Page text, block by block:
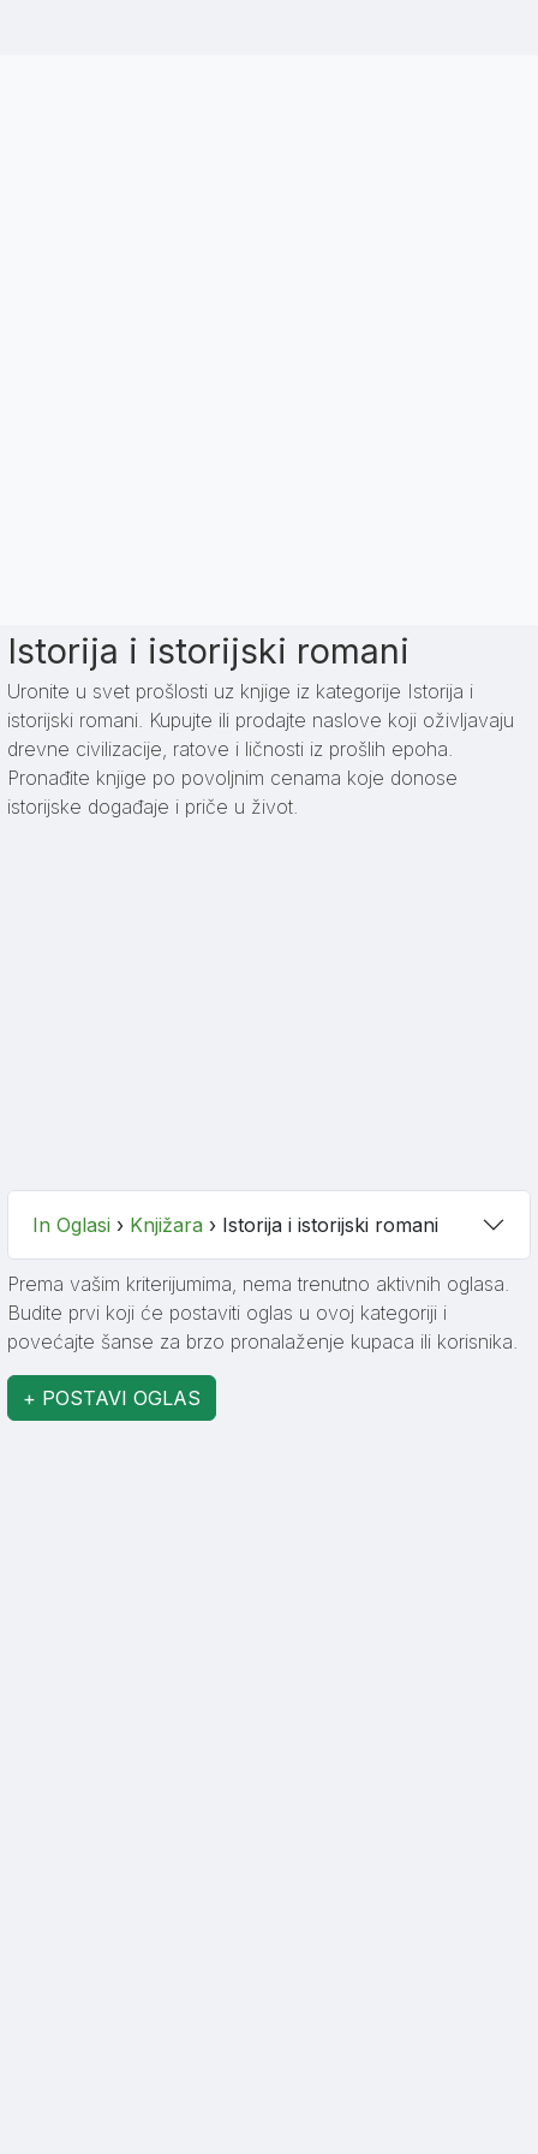
Istorija i istorijski romani
Uronite u svet prošlosti uz knjige iz kategorije Istorija i
istorijski romani. Kupujte ili prodajte naslove koji oživljavaju
drevne civilizacije, ratove i ličnosti iz prošlih epoha.
Pronađite knjige po povoljnim cenama koje donose
istorijske događaje i priče u život.
In Oglasi › Knjižara › Istorija i istorijski romani
Prema vašim kriterijumima, nema trenutno aktivnih oglasa.
Budite prvi koji će postaviti oglas u ovoj kategoriji i
povećajte šanse za brzo pronalaženje kupaca ili korisnika.
+ POSTAVI OGLAS